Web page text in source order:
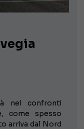
nei confronti
come spesso
arriva dal Nord